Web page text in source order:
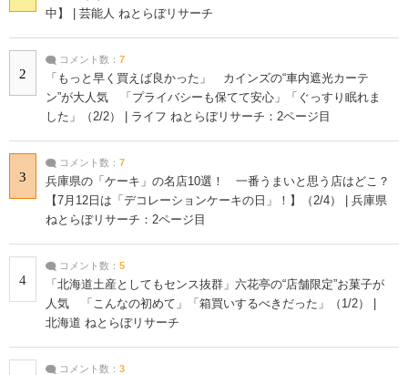
中】 | 芸能人 ねとらぼリサーチ
2
コメント数： 7
「もっと早く買えば良かった」 カインズの“車内遮光カーテ
ン”が大人気 「プライバシーも保てて安心」「ぐっすり眠れま
した」（2/2） | ライフ ねとらぼリサーチ：2ページ目
3
コメント数： 7
兵庫県の「ケーキ」の名店10選！ 一番うまいと思う店はどこ？
【7月12日は「デコレーションケーキの日」！】（2/4） | 兵庫県
ねとらぼリサーチ：2ページ目
4
コメント数： 5
「北海道土産としてもセンス抜群」六花亭の“店舗限定”お菓子が
人気 「こんなの初めて」「箱買いするべきだった」（1/2） |
北海道 ねとらぼリサーチ
コメント数： 3